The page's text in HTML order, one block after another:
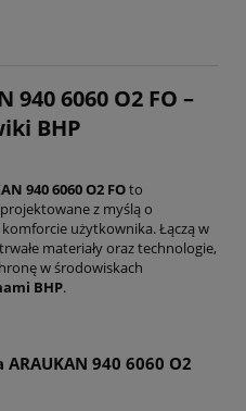
940 6060 O2 FO –
BHP
940 6060 O2 FOto
z myślą o
użytkownika. Łączą w
materiały oraz technologie,
w środowiskach
BHP.
940 6060 O2